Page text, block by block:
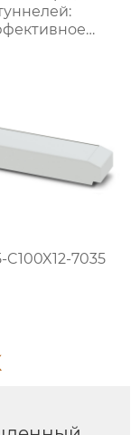
C100X12-7035